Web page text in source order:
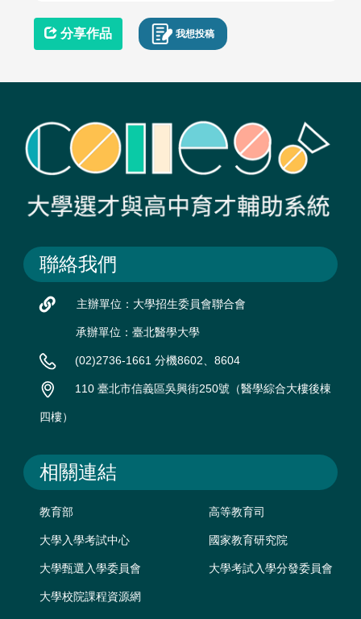
分享作品 我想投稿
聯絡我們
主辦單位：大學招生委員會聯合會
承辦單位：臺北醫學大學
(02)2736-1661 分機8602、8604
110 臺北市信義區吳興街250號（醫學綜合大樓後棟
四樓）
相關連結
教育部 高等教育司
大學入學考試中心 國家教育研究院
大學甄選入學委員會 大學考試入學分發委員會
大學校院課程資源網